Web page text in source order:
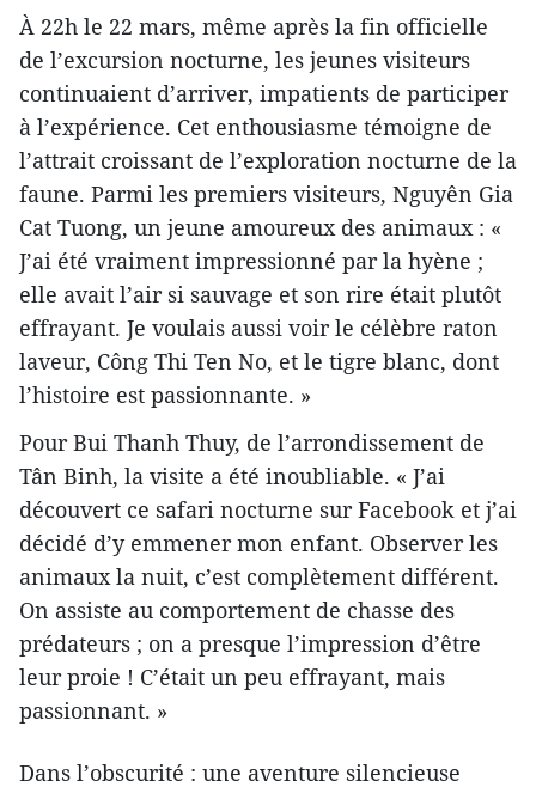
À 22h le 22 mars, même après la fin officielle
de l’excursion nocturne, les jeunes visiteurs
continuaient d’arriver, impatients de participer
à l’expérience. Cet enthousiasme témoigne de
l’attrait croissant de l’exploration nocturne de la
faune. Parmi les premiers visiteurs, Nguyên Gia
Cat Tuong, un jeune amoureux des animaux : «
J’ai été vraiment impressionné par la hyène ;
elle avait l’air si sauvage et son rire était plutôt
effrayant. Je voulais aussi voir le célèbre raton
laveur, Công Thi Ten No, et le tigre blanc, dont
l’histoire est passionnante. »
Pour Bui Thanh Thuy, de l’arrondissement de
Tân Binh, la visite a été inoubliable. « J’ai
découvert ce safari nocturne sur Facebook et j’ai
décidé d’y emmener mon enfant. Observer les
animaux la nuit, c’est complètement différent.
On assiste au comportement de chasse des
prédateurs ; on a presque l’impression d’être
leur proie ! C’était un peu effrayant, mais
passionnant. »
Dans l’obscurité : une aventure silencieuse